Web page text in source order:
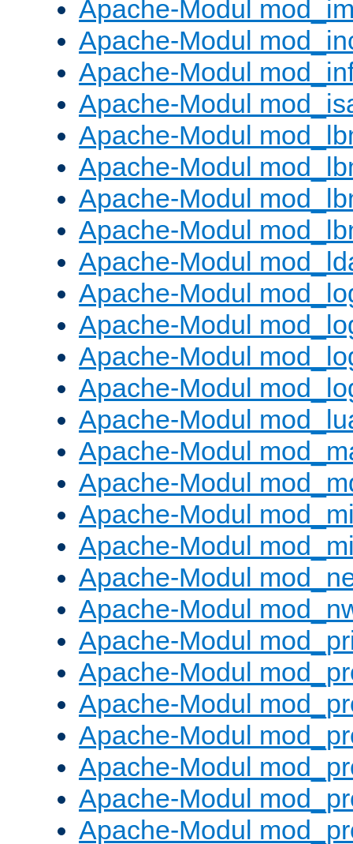
Apache-Modul
Apache-Modul
Apache-Modul
Apache-Modul
Apache-Modul
Apache-Modul
Apache-Modul
Apache-Modul
Apache-Modul
Apache-Modul
Apache-Modul
Apache-Modul
Apache-Modul
Apache-Modul
Apache-Modul
Apache-Modul
Apache-Modul
Apache-Modul
Apache-Modul
Apache-Modul
Apache-Modul
Apache-Modul
Apache-Modul
Apache-Modul
Apache-Modul
Apache-Modul
Apache-Modul